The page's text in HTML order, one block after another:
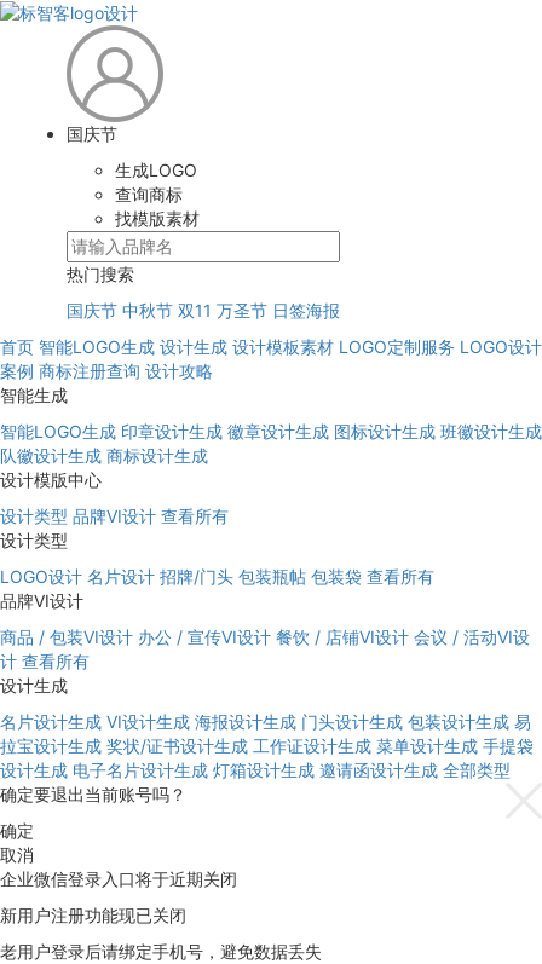
国庆节
生成LOGO
查询商标
找模版素材
热门搜索
国庆节 中秋节 双11 万圣节 日签海报
首页 智能LOGO生成 设计生成 设计模板素材 LOGO定制服务 LOGO设计
案例 商标注册查询 设计攻略
智能生成
智能LOGO生成 印章设计生成 徽章设计生成 图标设计生成 班徽设计生成
队徽设计生成 商标设计生成
设计模版中心
设计类型 品牌VI设计 查看所有
设计类型
LOGO设计 名片设计 招牌/门头 包装瓶帖 包装袋 查看所有
品牌VI设计
商品 / 包装VI设计 办公 / 宣传VI设计 餐饮 / 店铺VI设计 会议 / 活动VI设
计 查看所有
设计生成
名片设计生成 VI设计生成 海报设计生成 门头设计生成 包装设计生成 易
拉宝设计生成 奖状/证书设计生成 工作证设计生成 菜单设计生成 手提袋
设计生成 电子名片设计生成 灯箱设计生成 邀请函设计生成 全部类型
确定要退出当前账号吗？
确定
取消
企业微信登录入口将于近期关闭
新用户注册功能现已关闭
老用户登录后请绑定手机号，避免数据丢失